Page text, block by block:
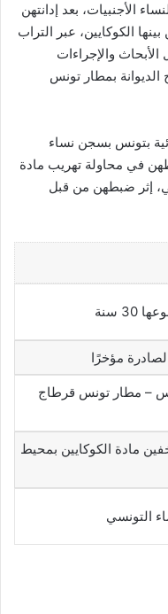
النساء الأجنبيات، بعد إدانتهن
الكوكايين، عبر التراب
والإجراءات
بمطار تونس
بتونس بسجن نساء
ثبوت تورطهن في محاولة تهريب مادة
إثر ضبطهن من قبل
سنة
مؤخرًا
– مطار تونس قرطاج
مادة الكوكايين بمحيط
التونسي